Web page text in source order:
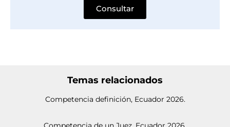
Consultar
Temas relacionados
Competencia definición, Ecuador 2026.